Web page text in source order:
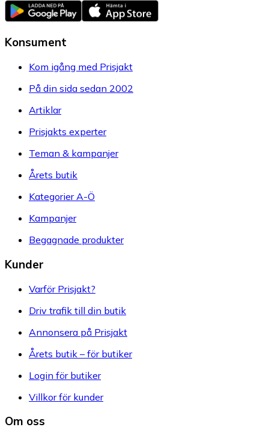
Konsument
Kom igång med Prisjakt
På din sida sedan 2002
Artiklar
Prisjakts experter
Teman & kampanjer
Årets butik
Kategorier A-Ö
Kampanjer
Begagnade produkter
Kunder
Varför Prisjakt?
Driv trafik till din butik
Annonsera på Prisjakt
Årets butik – för butiker
Login för butiker
Villkor för kunder
Om oss